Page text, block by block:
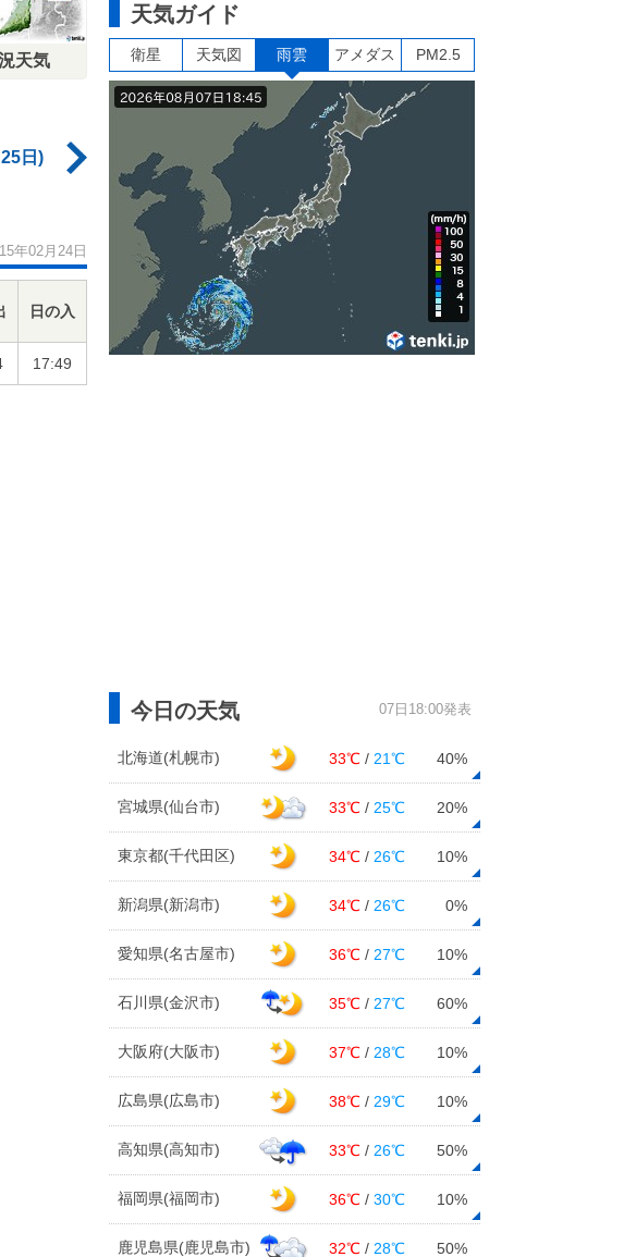
天気
日)
年02月24日
日の入
17:49
天気ガイド
衛星 天気図 雨雲 アメダス PM2.5
今日の天気 07日18:00発表
北海道(札幌市) 33℃ / 21℃ 40%
宮城県(仙台市) 33℃ / 25℃ 20%
東京都(千代田区) 34℃ / 26℃ 10%
新潟県(新潟市) 34℃ / 26℃ 0%
愛知県(名古屋市) 36℃ / 27℃ 10%
石川県(金沢市) 35℃ / 27℃ 60%
大阪府(大阪市) 37℃ / 28℃ 10%
広島県(広島市) 38℃ / 29℃ 10%
高知県(高知市) 33℃ / 26℃ 50%
福岡県(福岡市) 36℃ /30℃ 10%
鹿児島県(鹿児島市) 32℃ / 28℃ 50%